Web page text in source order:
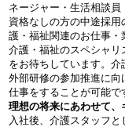
ネージャー・生活相談
資格なしの方の中途採
護・福祉関連のお仕事
介護・福祉のスペシャ
をお待ちしています。介
外部研修の参加推進に
仕事をすることが可能で
理想の将来にあわせて、
入社後、介護スタッフ